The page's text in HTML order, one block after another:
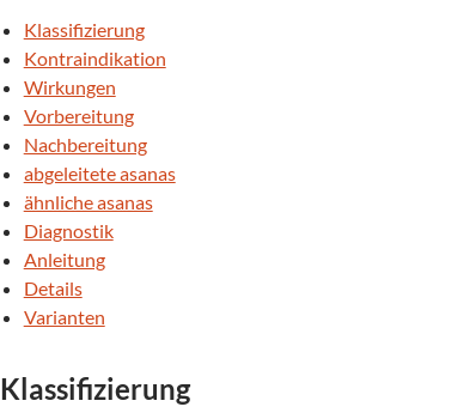
Klassifizierung
Kontraindikation
Wirkungen
Vorbereitung
Nachbereitung
abgeleitete asanas
ähnliche asanas
Diagnostik
Anleitung
Details
Varianten
Klassifizierung